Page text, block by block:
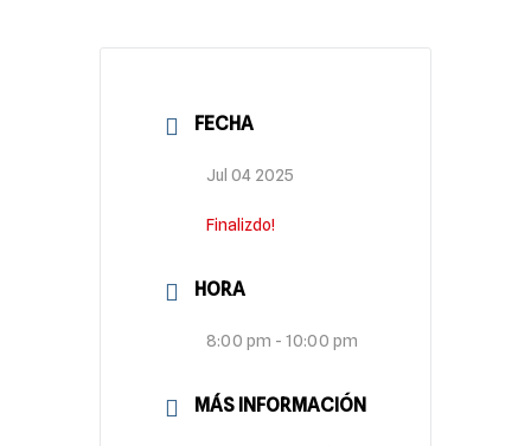
FECHA
Jul 04 2025
Finalizdo!
HORA
8:00 pm - 10:00 pm
MÁS INFORMACIÓN